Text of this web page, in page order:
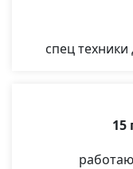
спец
15